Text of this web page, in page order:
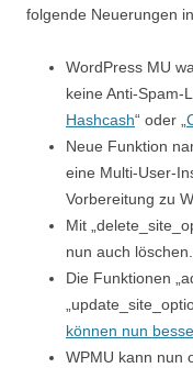
folgende Neuerungen in
WordPress MU
keine Anti-Spam-
Hashcash“ oder „
Neue Funktion
eine Multi-User-
Vorbereitung zu
Mit
nun auch löschen.
Die Funktionen
können nun
WPMU kann nun